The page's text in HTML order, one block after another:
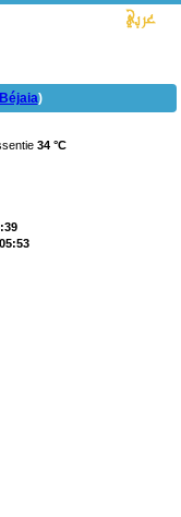
)
34 °C
05:53